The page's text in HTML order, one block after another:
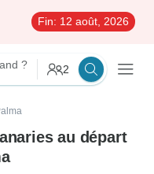
Fin: 12 août, 2026
? 2
au départ